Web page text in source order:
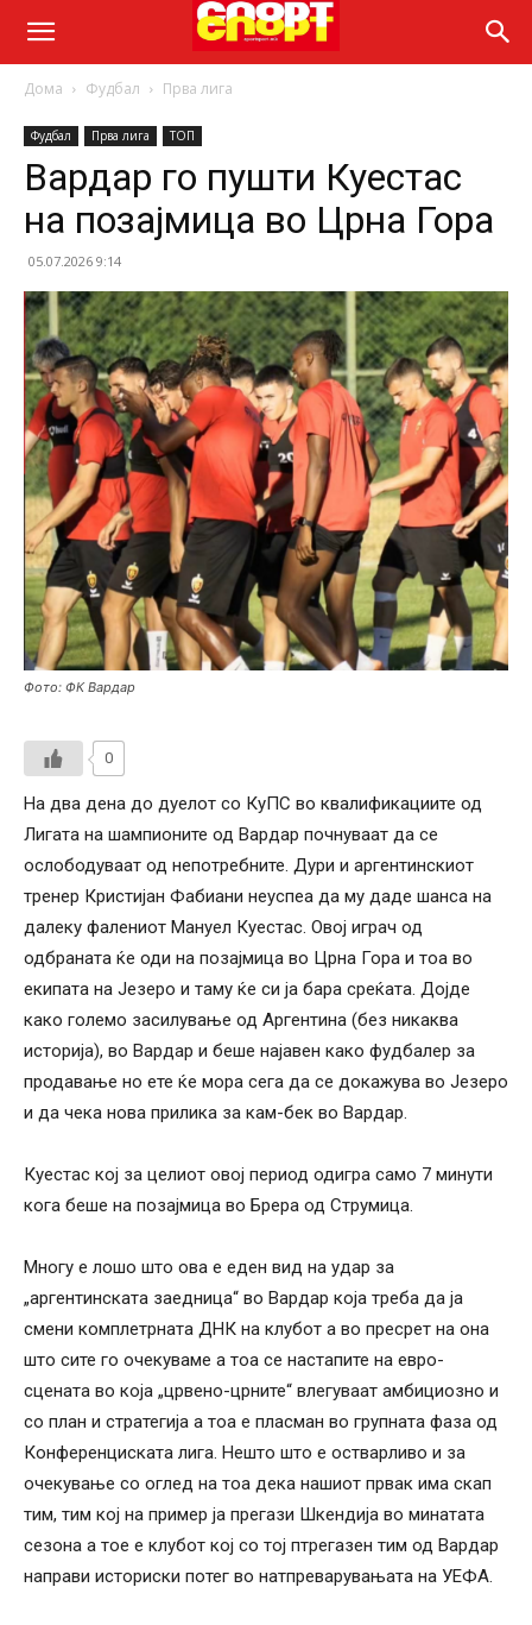
Дома Фудбал Прва лига
Фудбал Прва лига ТОП
Вардар го пушти Куестас
на позајмица во Црна Гора
05.07.2026 9:14
Фото: ФК Вардар
0
На два дена до дуелот со КуПС во квалификациите од
Лигата на шампионите од Вардар почнуваат да се
ослободуваат од непотребните. Дури и аргентинскиот
тренер Кристијан Фабиани неуспеа да му даде шанса на
далеку фалениот Мануел Куестас. Овој играч од
одбраната ќе оди на позајмица во Црна Гора и тоа во
екипата на Језеро и таму ќе си ја бара среќата. Дојде
како големо засилување од Аргентина (без никаква
историја), во Вардар и беше најавен како фудбалер за
продавање но ете ќе мора сега да се докажува во Језеро
и да чека нова прилика за кам-бек во Вардар.
Куестас кој за целиот овој период одигра само 7 минути
кога беше на позајмица во Брера од Струмица.
Многу е лошо што ова е еден вид на удар за
„аргентинската заедница“ во Вардар која треба да ја
смени комплетрната ДНК на клубот а во пресрет на она
што сите го очекуваме а тоа се настапите на евро-
сцената во која „црвено-црните“ влегуваат амбициозно и
со план и стратегија а тоа е пласман во групната фаза од
Конференциската лига. Нешто што е остварливо и за
очекување со оглед на тоа дека нашиот првак има скап
тим, тим кој на пример ја прегази Шкендија во минатата
сезона а тое е клубот кој со тој птрегазен тим од Вардар
направи историски потег во натпреварувањата на УЕФА.